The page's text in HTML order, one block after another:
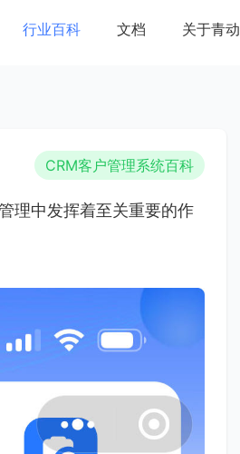
行业百科 文档 关于青动
CRM客户管理系统百科
理中发挥着至关重要的作